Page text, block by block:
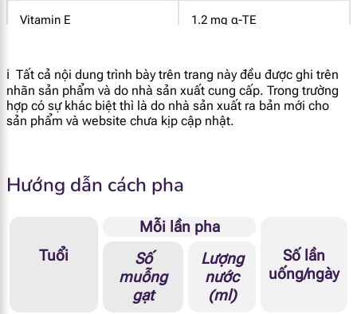
Vitamin E 1.2 mg α-TE
Vitamin K1 5.6 mcg
Vitamin B1
0.14 mg
Niacin 0.43 mg
0.5 mg
ℹ️ Tất cả nội dung trình bày trên trang này đều được ghi trên
nhãn sản phẩm và do nhà sản xuất cung cấp. Trong trường
hợp có sự khác biệt thì là do nhà sản xuất ra bản mới cho
sản phẩm và website chưa kịp cập nhật.
Hướng dẫn cách pha
Tuổi
Mỗi lần pha
Số lần
uống/ngày
Số
muỗng
gạt
Lượng
nước
(ml)